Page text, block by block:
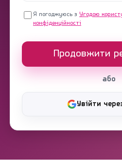
Я погоджуюсь з Угодою
конфіденційності
Продовжити
або
Увійти